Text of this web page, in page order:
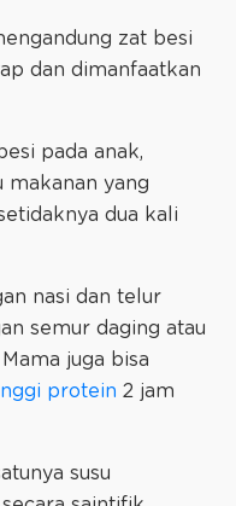
zat besi
dan dimanfaatkan
pada anak,
makanan yang
dua kali
nasi dan telur
semur daging atau
juga bisa
protein 2 jam
susu